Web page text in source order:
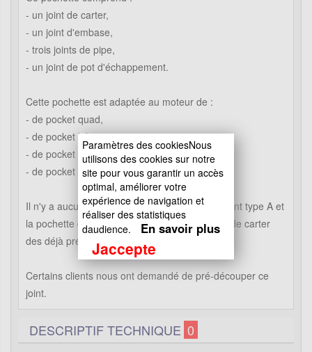
- un joint de carter,
- un joint d'embase,
- trois joints de pipe,
- un joint de pot d'échappement.
Cette pochette est adaptée au moteur de :
- de pocket quad,
- de pocket bike cross,
- de pocket bike course
- de pocket supermotard.
Il n'y a aucun différence entre la pochette de joint type A et
la pochette de joint type B, simplement le joint de carter
des déjà pré-découpé dans une pochette.
Certains clients nous ont demandé de pré-découper ce
joint.
DESCRIPTIF TECHNIQUE 0
Paramètres des cookiesNous
utilisons des cookies sur notre
site pour vous garantir un accès
optimal, améliorer votre
expérience de navigation et
réaliser des statistiques
daudience.
En savoir plus
Jaccepte